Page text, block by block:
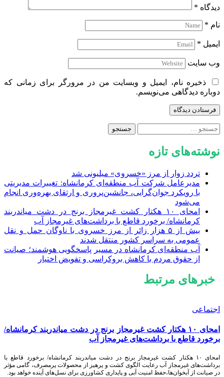
دیدگاه *
نام *
ایمیل *
وب‌ سایت
ذخیره نام، ایمیل و وبسایت من در مرورگر برای زمانی که
دوباره دیدگاهی می‌نویسم.
جستجو
برای:
نوشته‌های تازه
تردد زوار از مرز «خسروی» میلیونی شد
مدیرعامل شرکت آب منطقه‌ای کرمانشاه: تغییرات مدیریتی
با رویکرد جوان‌گرایی، جانشین‌پروری و ارتقای بهره‌وری انجام
می‌شود
امحای ۱۰ هکتار کشت غیرمجاز برنج در دشت میاندربند
کرمانشاه/ برخورد قاطع با برداشت‌های غیرمجاز آب
بیش از ۵ هزار زائر از مرز خسروی با ناوگان حمل‌ و نقل
عمومی به سراسر کشور منتقل شدند
آب منطقه‌ای کرمانشاه در مسیر پاسخگویی هوشمند؛ صیانت
از حقوق مردم با کاهش بروکراسی و تفویض اختیار
خبرهای مرتبط
اجتماعی
امحای ۱۰ هکتار کشت غیرمجاز برنج در دشت میاندربند کرمانشاه/
برخورد قاطع با برداشت‌های غیرمجاز آب
امحای ۱۰ هکتار کشت غیرمجاز برنج در دشت میاندربند کرمانشاه/ برخورد قاطع با
برداشت‌های غیرمجاز آب رعایت الگوی کشت و پرهیز از محصولات پرمصرف، گامی مؤثر
در صیانت از آبخوان‌ها،حفظ امنیت آبی و پایداری کشاورزی برای نسل‌های آینده خواهد بود.